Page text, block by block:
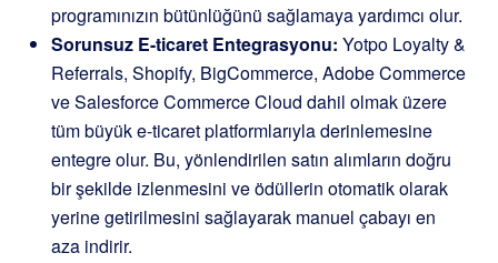
programınızın bütünlüğünü sağlamaya yardımcı olur.
Sorunsuz E-ticaret Entegrasyonu: Yotpo Loyalty &
Referrals, Shopify, BigCommerce, Adobe Commerce
ve Salesforce Commerce Cloud dahil olmak üzere
tüm büyük e-ticaret platformlarıyla derinlemesine
entegre olur. Bu, yönlendirilen satın alımların doğru
bir şekilde izlenmesini ve ödüllerin otomatik olarak
yerine getirilmesini sağlayarak manuel çabayı en
aza indirir.